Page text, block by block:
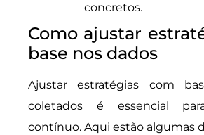
concretos.
Como ajustar
base nos dados
Ajustar estratégias com
coletados é essencial
contínuo. Aqui estão algumas